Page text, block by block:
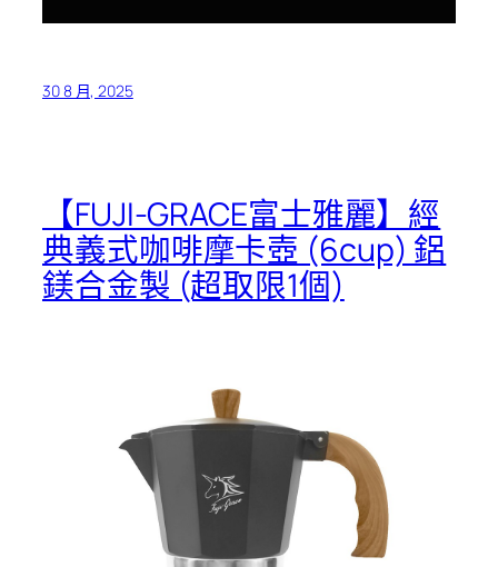
30 8 月, 2025
【FUJI-GRACE富士雅麗】經
典義式咖啡摩卡壺 (6cup) 鋁
鎂合金製 (超取限1個)